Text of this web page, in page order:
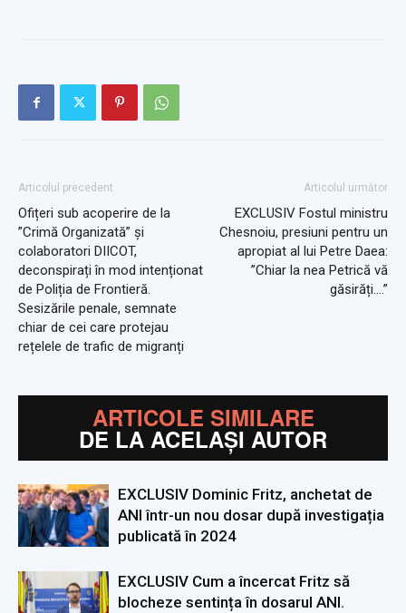
Articolul precedent
Ofițeri sub acoperire de la
”Crimă Organizată” și
colaboratori DIICOT,
deconspirați în mod intenționat
de Poliția de Frontieră.
Sesizările penale, semnate
chiar de cei care protejau
rețelele de trafic de migranți
Articolul următor
EXCLUSIV Fostul ministru
Chesnoiu, presiuni pentru un
apropiat al lui Petre Daea:
”Chiar la nea Petrică vă
găsirăți….”
ARTICOLE SIMILARE
DE LA ACELAȘI AUTOR
EXCLUSIV Dominic Fritz, anchetat de
ANI într-un nou dosar după investigația
publicată în 2024
EXCLUSIV Cum a încercat Fritz să
blocheze sentința în dosarul ANI.